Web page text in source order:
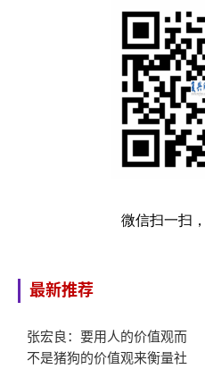
微信扫一扫
最新推荐
张宏良：要用人的价值观而
不是猪狗的价值观来衡量社